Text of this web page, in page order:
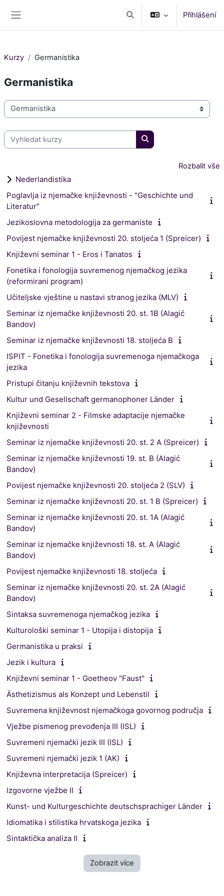
Přepnout vyhledáváníPřihlášení
Kurzy Germanistika
Germanistika
Kategorie kurzů
Vyhledat kurzy
Vyhledat kurzy
Rozbalit vše
Nederlandistika
Poglavlja iz njemačke književnosti - "Geschichte und
Literatur"
Jezikoslovna metodologija za germaniste
Povijest njemačke književnosti 20. stoljeća 1 (Spreicer)
Književni seminar 1 - Eros i Tanatos
Fonetika i fonologija suvremenog njemačkog jezika
(reformirani program)
Učiteljske vještine u nastavi stranog jezika (MLV)
Seminar iz njemačke književnosti 20. st. 1B (Alagić
Bandov)
Seminar iz njemačke književnosti 18. stoljeća B
ISPIT - Fonetika i fonologija suvremenoga njemačkoga
jezika
Pristupi čitanju književnih tekstova
Kultur und Gesellschaft germanophoner Länder
Književni seminar 2 - Filmske adaptacije njemačke
književnosti
Seminar iz njemačke književnosti 20. st. 2 A (Spreicer)
Seminar iz njemačke književnosti 19. st. B (Alagić
Bandov)
Povijest njemačke književnosti 20. stoljeća 2 (SLV)
Seminar iz njemačke književnosti 20. st. 1 B (Spreicer)
Seminar iz njemačke književnosti 20. st. 1A (Alagić
Bandov)
Seminar iz njemačke književnosti 18. st. A (Alagić
Bandov)
Povijest njemačke književnosti 18. stoljeća
Seminar iz njemačke književnosti 20. st. 2A (Alagić
Bandov)
Sintaksa suvremenoga njemačkog jezika
Kulturološki seminar 1 - Utopija i distopija
Germanistika u praksi
Jezik i kultura
Književni seminar 1 - Goetheov "Faust"
Ästhetizismus als Konzept und Lebenstil
Suvremena književnost njemačkoga govornog područja
Vježbe pismenog prevođenja III (ISL)
Suvremeni njemački jezik III (ISL)
Suvremeni njemački jezik 1 (AK)
Književna interpretacija (Spreicer)
Izgovorne vježbe II
Kunst- und Kulturgeschichte deutschsprachiger Länder
Idiomatika i stilistika hrvatskoga jezika
Sintaktička analiza II
Zobrazit více